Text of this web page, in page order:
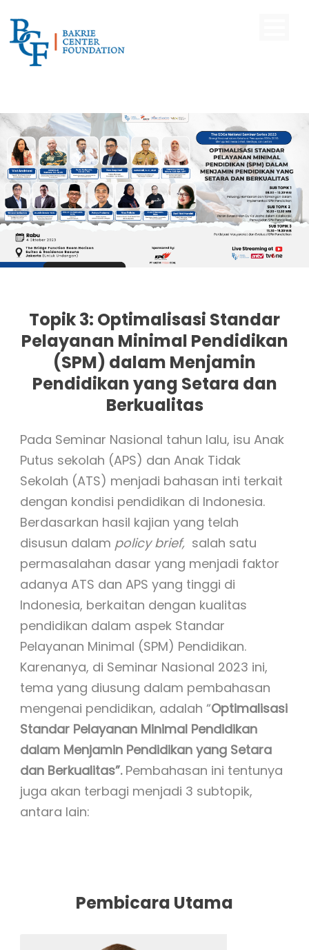
EN
Topik 3: Optimalisasi Standar
Pelayanan Minimal Pendidikan
(SPM) dalam Menjamin
Pendidikan yang Setara dan
Berkualitas
Pada Seminar Nasional tahun lalu, isu Anak
Putus sekolah (APS) dan Anak Tidak
Sekolah (ATS) menjadi bahasan inti terkait
dengan kondisi pendidikan di Indonesia.
Berdasarkan hasil kajian yang telah
disusun dalam policy brief, salah satu
permasalahan dasar yang menjadi faktor
adanya ATS dan APS yang tinggi di
Indonesia, berkaitan dengan kualitas
pendidikan dalam aspek Standar
Pelayanan Minimal (SPM) Pendidikan.
Karenanya, di Seminar Nasional 2023 ini,
tema yang diusung dalam pembahasan
mengenai pendidikan, adalah “Optimalisasi
Standar Pelayanan Minimal Pendidikan
dalam Menjamin Pendidikan yang Setara
dan Berkualitas”. Pembahasan ini tentunya
juga akan terbagi menjadi 3 subtopik,
antara lain:
Pembicara Utama